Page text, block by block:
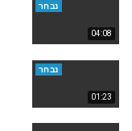
04:08
נבחר
01:23
נבחר